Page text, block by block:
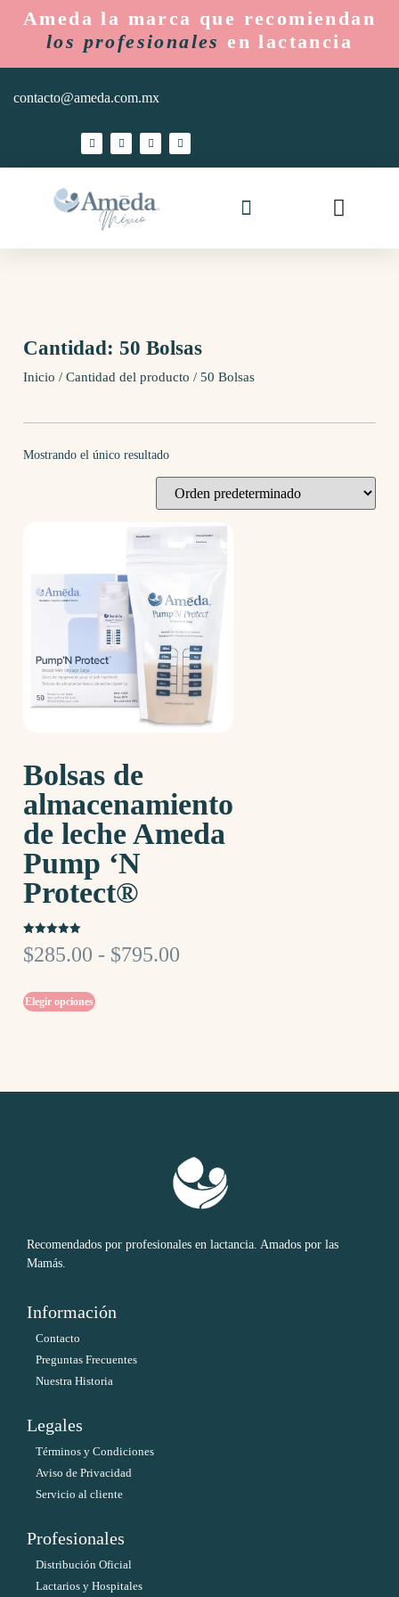
Ameda la marca que recomiendan
los profesionales en lactancia
contacto@ameda.com.mx
Cantidad: 50 Bolsas
Inicio / Cantidad del producto / 50 Bolsas
Mostrando el único resultado
Bolsas de
almacenamiento
de leche Ameda
Pump ‘N
Protect®
con
5.00
$285.00 - $795.00
Elegir opciones
Recomendados por profesionales en lactancia. Amados por las
Mamás.
Información
Contacto
Preguntas Frecuentes
Nuestra Historia
Legales
Términos y Condiciones
Aviso de Privacidad
Servicio al cliente
Profesionales
Distribución Oficial
Lactarios y Hospitales